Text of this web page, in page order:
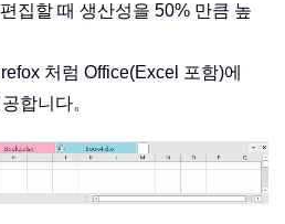
집할 때 생산성을 50% 만큼 높
처럼 Office(Excel 포함)에
합니다。